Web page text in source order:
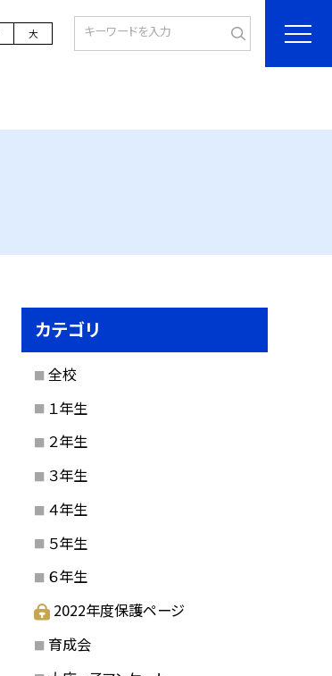
大
カテゴリ
全校
１年生
２年生
３年生
４年生
５年生
６年生
2022年度保護ページ
育成会